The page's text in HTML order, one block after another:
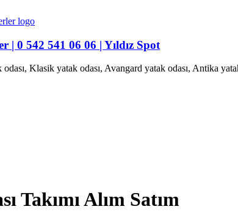
| 0 542 541 06 06 | Yıldız Spot
Klasik yatak odası, Avangard yatak odası, Antika
Takımı Alım Satım